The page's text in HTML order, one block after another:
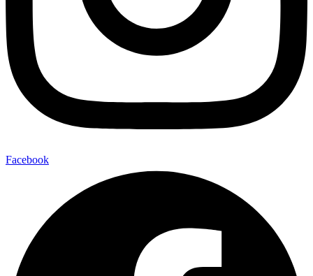
Facebook